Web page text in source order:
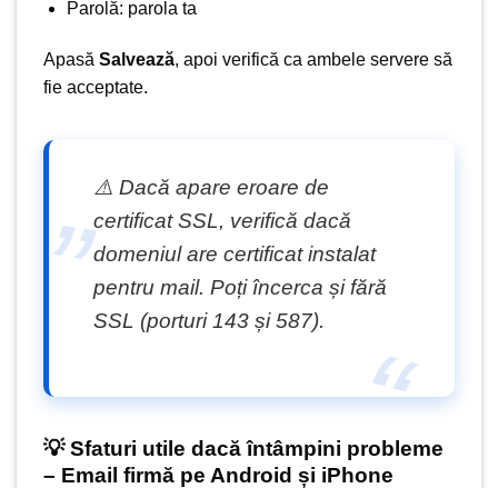
Parolă: parola ta
Apasă Salvează, apoi verifică ca ambele servere să
fie acceptate.
⚠️ Dacă apare eroare de
certificat SSL, verifică dacă
domeniul are certificat instalat
pentru mail. Poți încerca și fără
SSL (porturi 143 și 587).
💡 Sfaturi utile dacă întâmpini probleme
– Email firmă pe Android și iPhone